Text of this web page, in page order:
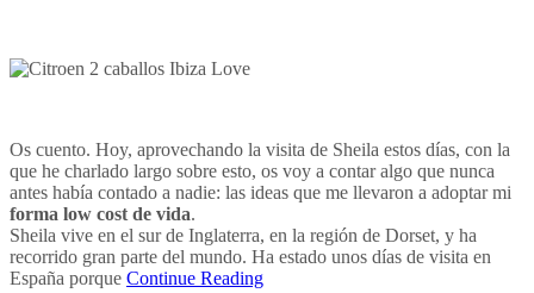
Os cuento. Hoy, aprovechando la visita de Sheila estos días, con la
que he charlado largo sobre esto, os voy a contar algo que nunca
antes había contado a nadie: las ideas que me llevaron a adoptar mi
forma low cost de vida.
Sheila vive en el sur de Inglaterra, en la región de Dorset, y ha
recorrido gran parte del mundo. Ha estado unos días de visita en
España porque Continue Reading